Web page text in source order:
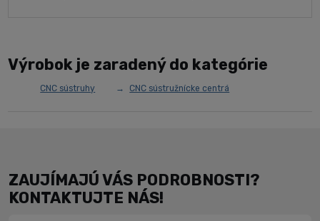
Výrobok je zaradený do kategórie
CNC sústruhy CNC sústružnícke centrá
ZAUJÍMAJÚ VÁS PODROBNOSTI?
KONTAKTUJTE NÁS!